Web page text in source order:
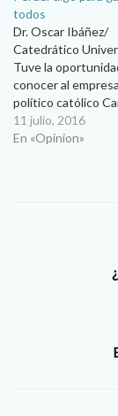
solicitar trabajo a
empresa
todos
Dr. Oscar Ibáñez/
Catedrático
Tuve la
conocer al
político católico
Abascal, su obra
empresarial,
probable que sea
11 julio, 2016
En «Opinion»